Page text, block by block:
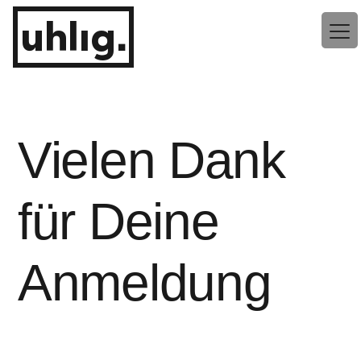
Zum
Inhalt
springenuhlig.
Vielen Dank
für Deine
Anmeldung